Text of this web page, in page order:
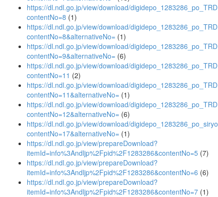
https://dl.ndl.go.jp/view/download/
contentNo=8 (1)
https://dl.ndl.go.jp/view/download/
contentNo=8&alternativeNo= (1)
https://dl.ndl.go.jp/view/download/
contentNo=9&alternativeNo= (6)
https://dl.ndl.go.jp/view/download/
contentNo=11 (2)
https://dl.ndl.go.jp/view/download/
contentNo=11&alternativeNo= (1)
https://dl.ndl.go.jp/view/download/
contentNo=12&alternativeNo= (6)
https://dl.ndl.go.jp/view/download/
contentNo=17&alternativeNo= (1)
https://dl.ndl.go.jp/view/prepareDownload?
itemId=info%3Andljp%2Fpid%2F1283286&contentNo=5 (7)
https://dl.ndl.go.jp/view/prepareDownload?
itemId=info%3Andljp%2Fpid%2F1283286&contentNo=6 (6)
https://dl.ndl.go.jp/view/prepareDownload?
itemId=info%3Andljp%2Fpid%2F1283286&contentNo=7 (1)